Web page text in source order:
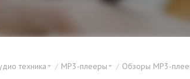
техника MP3-плееры Обзоры MP3-